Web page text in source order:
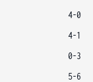
4-0
4-1
0-3
5-6